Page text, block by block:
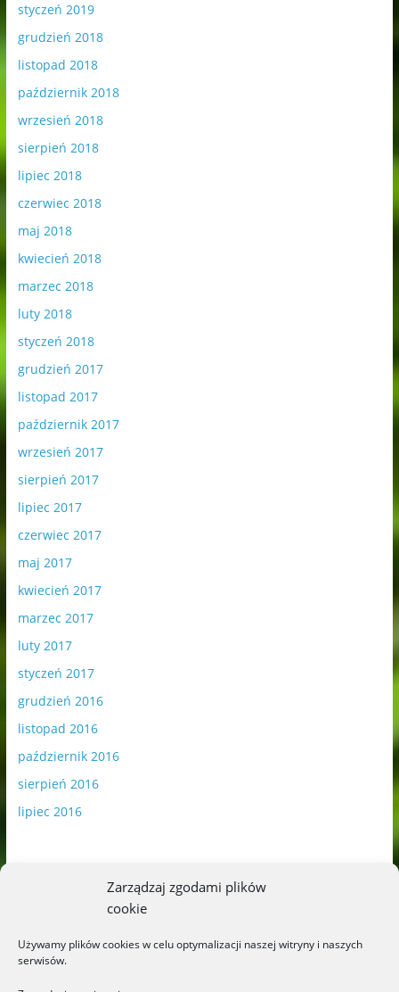
Zarządzaj zgodami plików
cookie
Używamy plików cookies w celu optymalizacji naszej witryny i naszych
serwisów.
styczeń 2019
grudzień 2018
listopad 2018
październik 2018
wrzesień 2018
sierpień 2018
lipiec 2018
czerwiec 2018
maj 2018
kwiecień 2018
marzec 2018
luty 2018
styczeń 2018
grudzień 2017
listopad 2017
październik 2017
wrzesień 2017
sierpień 2017
lipiec 2017
czerwiec 2017
maj 2017
kwiecień 2017
marzec 2017
luty 2017
styczeń 2017
grudzień 2016
listopad 2016
październik 2016
sierpień 2016
lipiec 2016